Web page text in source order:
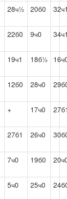
28ч½ 20б0
22б0 9ч0
19ч1 18б½
12б0 28ч0
+ 17ч0
27б1 26ч0
7ч0 19б0
5ч0 25ч0